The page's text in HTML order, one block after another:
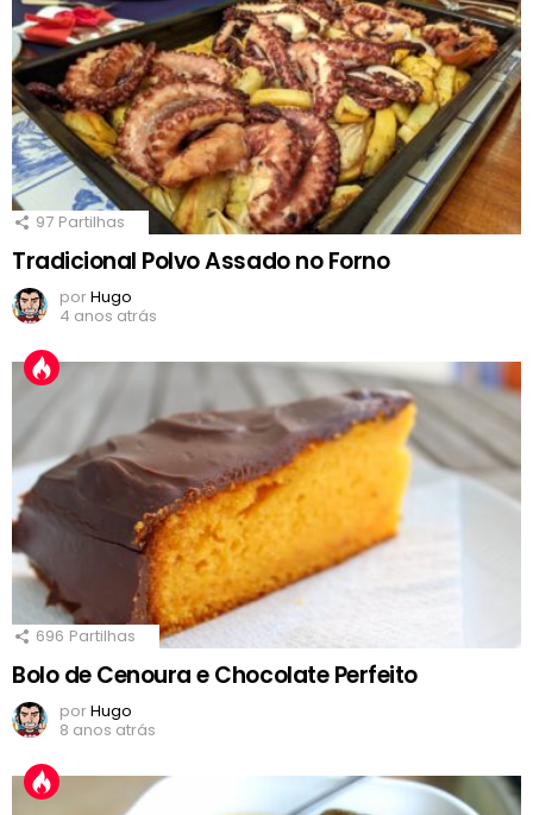
97 Partilhas
Tradicional Polvo Assado no Forno
porHugo
4 anos atrás
696 Partilhas
Bolo de Cenoura e Chocolate Perfeito
porHugo
8 anos atrás